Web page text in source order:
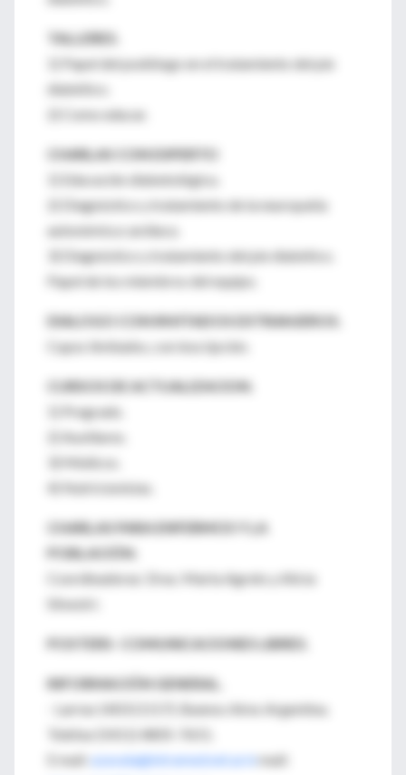
TALLERES.
1) Papel del podólogo en el tratamiento del pie
diabético.
2) Como educar.
CHARLAS CON EXPERTO
1) Educación diabetológica.
2) Diagnóstico y tratamiento de la neuropatía
autonómica cardíaca.
3) Diagnóstico y tratamiento del pie diabético.
Papel de los miembros del equipo.
DIALOGO CON INVITADOS EXTRANJEROS.
Cupos limitados, con inscripción.
CURSOS DE ACTUALIZACION.
1) Pregrado.
2) Auxiliares.
3) Médicos.
4) Nutricionistas.
CHARLAS PARA ENFERMOS Y LA
POBLACIÓN.
Coordinadoras: Dras. Marta Agrelo y Alicia
Silvestri.
POSTERS- COMUNICACIONES LIBRES.
INFORMACIÓN GENERAL.
- Larrea 1403 (1117). Buenos Aires Argentina.
Telefax (5411) 4805-7651.
E mail:
azavala@intramed.net.ar/email: